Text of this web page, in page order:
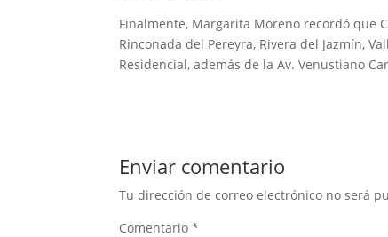
Finalmente, Margarita Moreno recordó que
Rinconada del Pereyra, Rivera del Jazmín,
Residencial, además de la Av. Venustiano
Enviar comentario
Tu dirección de correo electrónico no será
Comentario*